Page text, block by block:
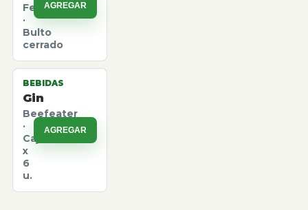
Felpita
·
Bulto
cerrado
AGREGAR
BEBIDAS
Gin
Beefeater
·
Caja
x
6
u.
AGREGAR